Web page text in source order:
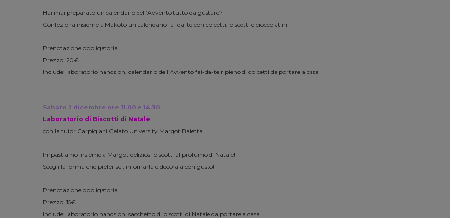
Hai mai preparato un calendario dell’Avvento tutto da gustare?
Confeziona insieme a Makoto un calendario fai-da-te con dolcetti, biscotti e cioccolatini!
Prenotazione obbligatoria.
Prezzo: 20€
Include: laboratorio hands on, calendario dell’Avvento fai-da-te ripieno di dolcetti da portare a casa
Sabato 2 dicembre ore 11.00 e 14.30
Laboratorio di Biscotti di Natale
con la tutor Carpigiani Gelato University Margot Baietta
Impastiamo insieme a Margot deliziosi biscotti al profumo di Natale!
Scegli la forma che preferisci, infornarla e decorala con gusto!
Prenotazione obbligatoria.
Prezzo: 15€
Include: laboratorio hands on, sacchetto di biscotti di Natale da portare a casa